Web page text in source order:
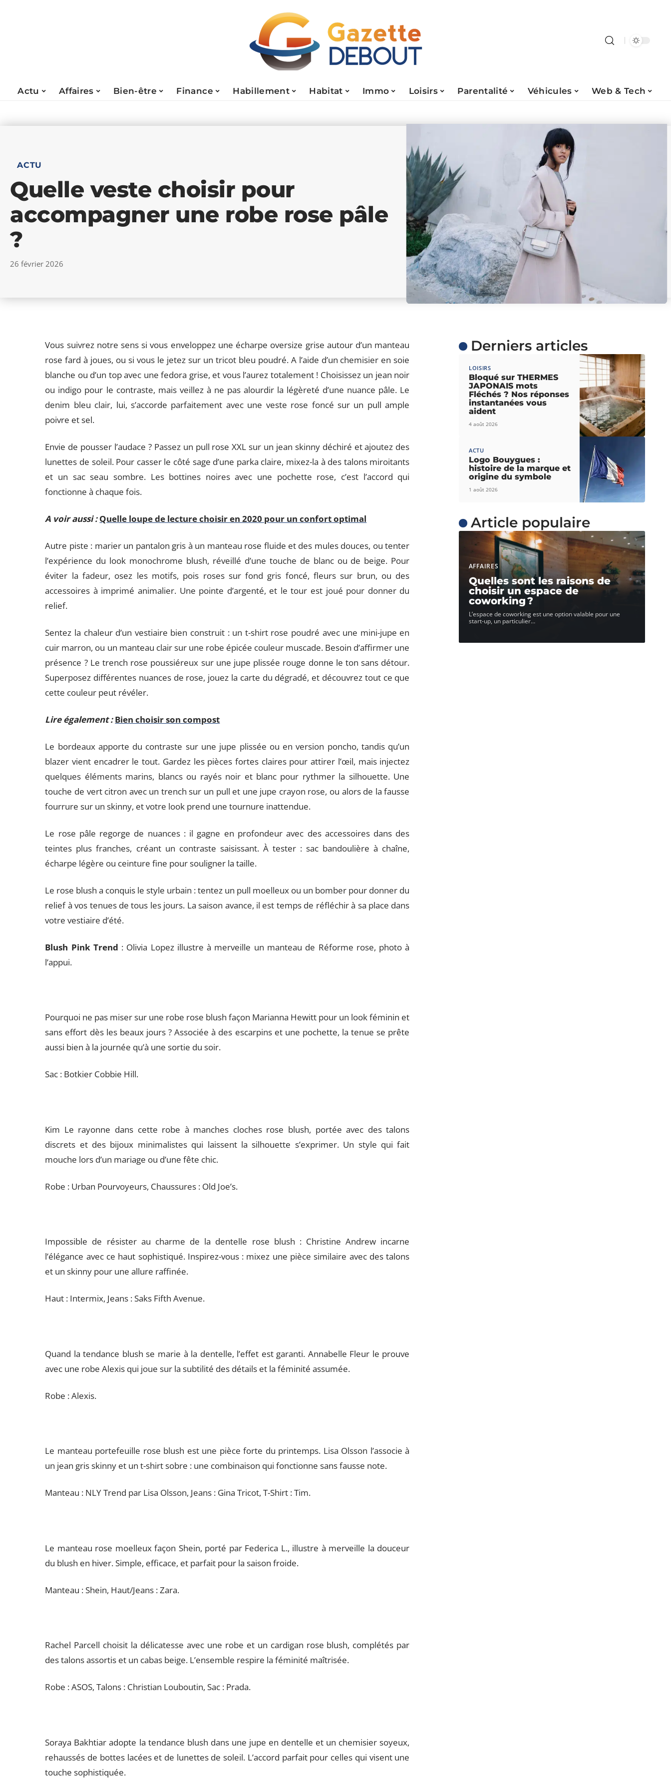
Actu Affaires Bien-être Finance Habillement Habitat Immo Loisirs Parentalité Véhicules Web & Tech
ACTU
Quelle veste choisir pour
accompagner une robe rose pâle
?
26 février 2026
Vous suivrez notre sens si vous enveloppez une écharpe oversize grise autour d’un manteau
rose fard à joues, ou si vous le jetez sur un tricot bleu poudré. A l’aide d’un chemisier en soie
blanche ou d’un top avec une fedora grise, et vous l’aurez totalement ! Choisissez un jean noir
ou indigo pour le contraste, mais veillez à ne pas alourdir la légèreté d’une nuance pâle. Le
denim bleu clair, lui, s’accorde parfaitement avec une veste rose foncé sur un pull ample
poivre et sel.
Envie de pousser l’audace ? Passez un pull rose XXL sur un jean skinny déchiré et ajoutez des
lunettes de soleil. Pour casser le côté sage d’une parka claire, mixez-la à des talons miroitants
et un sac seau sombre. Les bottines noires avec une pochette rose, c’est l’accord qui
fonctionne à chaque fois.
A voir aussi : Quelle loupe de lecture choisir en 2020 pour un confort optimal
Autre piste : marier un pantalon gris à un manteau rose fluide et des mules douces, ou tenter
l’expérience du look monochrome blush, réveillé d’une touche de blanc ou de beige. Pour
éviter la fadeur, osez les motifs, pois roses sur fond gris foncé, fleurs sur brun, ou des
accessoires à imprimé animalier. Une pointe d’argenté, et le tour est joué pour donner du
relief.
Sentez la chaleur d’un vestiaire bien construit : un t-shirt rose poudré avec une mini-jupe en
cuir marron, ou un manteau clair sur une robe épicée couleur muscade. Besoin d’affirmer une
présence ? Le trench rose poussiéreux sur une jupe plissée rouge donne le ton sans détour.
Superposez différentes nuances de rose, jouez la carte du dégradé, et découvrez tout ce que
cette couleur peut révéler.
Lire également : Bien choisir son compost
Le bordeaux apporte du contraste sur une jupe plissée ou en version poncho, tandis qu’un
blazer vient encadrer le tout. Gardez les pièces fortes claires pour attirer l’œil, mais injectez
quelques éléments marins, blancs ou rayés noir et blanc pour rythmer la silhouette. Une
touche de vert citron avec un trench sur un pull et une jupe crayon rose, ou alors de la fausse
fourrure sur un skinny, et votre look prend une tournure inattendue.
Le rose pâle regorge de nuances : il gagne en profondeur avec des accessoires dans des
teintes plus franches, créant un contraste saisissant. À tester : sac bandoulière à chaîne,
écharpe légère ou ceinture fine pour souligner la taille.
Le rose blush a conquis le style urbain : tentez un pull moelleux ou un bomber pour donner du
relief à vos tenues de tous les jours. La saison avance, il est temps de réfléchir à sa place dans
votre vestiaire d’été.
Blush Pink Trend : Olivia Lopez illustre à merveille un manteau de Réforme rose, photo à
l’appui.
Pourquoi ne pas miser sur une robe rose blush façon Marianna Hewitt pour un look féminin et
sans effort dès les beaux jours ? Associée à des escarpins et une pochette, la tenue se prête
aussi bien à la journée qu’à une sortie du soir.
Sac : Botkier Cobbie Hill.
Kim Le rayonne dans cette robe à manches cloches rose blush, portée avec des talons
discrets et des bijoux minimalistes qui laissent la silhouette s’exprimer. Un style qui fait
mouche lors d’un mariage ou d’une fête chic.
Robe : Urban Pourvoyeurs, Chaussures : Old Joe’s.
Impossible de résister au charme de la dentelle rose blush : Christine Andrew incarne
l’élégance avec ce haut sophistiqué. Inspirez-vous : mixez une pièce similaire avec des talons
et un skinny pour une allure raffinée.
Haut : Intermix, Jeans : Saks Fifth Avenue.
Quand la tendance blush se marie à la dentelle, l’effet est garanti. Annabelle Fleur le prouve
avec une robe Alexis qui joue sur la subtilité des détails et la féminité assumée.
Robe : Alexis.
Le manteau portefeuille rose blush est une pièce forte du printemps. Lisa Olsson l’associe à
un jean gris skinny et un t-shirt sobre : une combinaison qui fonctionne sans fausse note.
Manteau : NLY Trend par Lisa Olsson, Jeans : Gina Tricot, T-Shirt : Tim.
Le manteau rose moelleux façon Shein, porté par Federica L., illustre à merveille la douceur
du blush en hiver. Simple, efficace, et parfait pour la saison froide.
Manteau : Shein, Haut/Jeans : Zara.
Rachel Parcell choisit la délicatesse avec une robe et un cardigan rose blush, complétés par
des talons assortis et un cabas beige. L’ensemble respire la féminité maîtrisée.
Robe : ASOS, Talons : Christian Louboutin, Sac : Prada.
Soraya Bakhtiar adopte la tendance blush dans une jupe en dentelle et un chemisier soyeux,
rehaussés de bottes lacées et de lunettes de soleil. L’accord parfait pour celles qui visent une
touche sophistiquée.
Derniers articles
LOISIRS
Bloqué sur THERMES
JAPONAIS mots
Fléchés ? Nos réponses
instantanées vous
aident
4 août 2026
ACTU
Logo Bouygues :
histoire de la marque et
origine du symbole
1 août 2026
Article populaire
AFFAIRES
Quelles sont les raisons de
choisir un espace de
coworking ?
L’espace de coworking est une option valable pour une
start-up, un particulier…